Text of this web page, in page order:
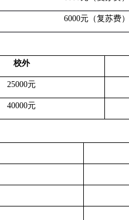
6000元（复苏费）
校外
25000元
40000元